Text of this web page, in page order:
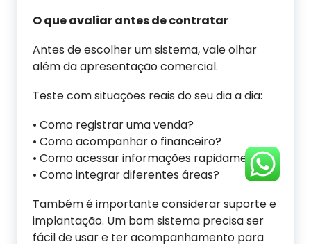
O que avaliar antes de contratar
Antes de escolher um sistema, vale olhar
além da apresentação comercial.
Teste com situações reais do seu dia a dia:
• Como registrar uma venda?
• Como acompanhar o financeiro?
• Como acessar informações rapidamente?
• Como integrar diferentes áreas?
Também é importante considerar suporte e
implantação. Um bom sistema precisa ser
fácil de usar e ter acompanhamento para